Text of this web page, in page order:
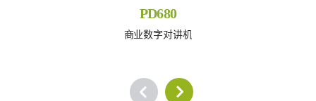
PD680
商业数字对讲机